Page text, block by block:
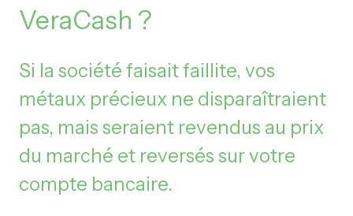
VeraCash ?
Si la société faisait faillite, vos
métaux précieux ne disparaîtraient
pas, mais seraient revendus au prix
du marché et reversés sur votre
compte bancaire.